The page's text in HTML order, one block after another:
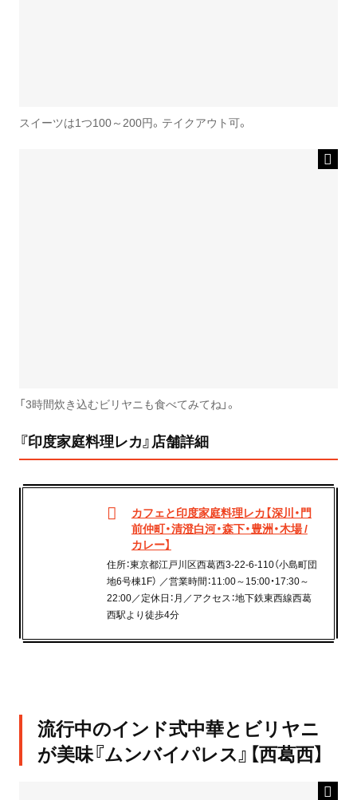
スイーツは1つ100～200円。テイクアウト可。
「3時間炊き込むビリヤニも食べてみてね」。
『印度家庭料理レカ』店舗詳細
カフェと印度家庭料理レカ【深川・門
前仲町・清澄白河・森下・豊洲・木場 /
カレー】
住所：東京都江戸川区西葛西3-22-6-110（小島町団
地6号棟1F） ／営業時間：11:00～15:00・17:30～
22:00／定休日：月／アクセス：地下鉄東西線西葛
西駅より徒歩4分
流行中のインド式中華とビリヤニ
が美味『ムンバイパレス』【西葛西】